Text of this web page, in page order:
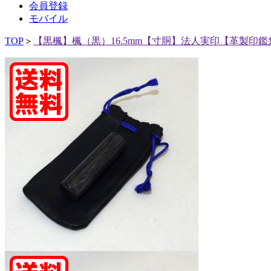
会員登録
モバイル
TOP ＞ 【黒楓】楓（黒）16.5mm【寸胴】法人実印【革製印鑑